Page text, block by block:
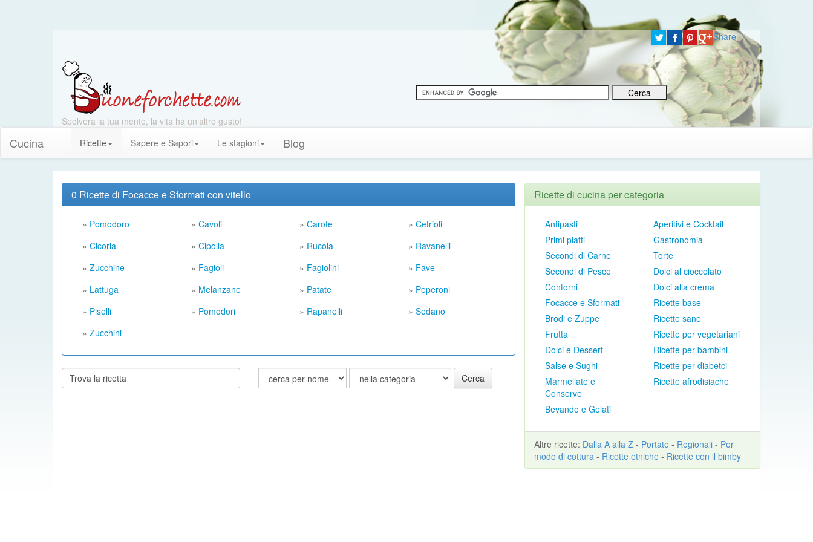
Share
Spolvera la tua mente, la vita ha un'altro gusto!
Cucina Ricette Sapere e Sapori Le stagioni Blog
0 Ricette di Focacce e Sformati con vitello
» Pomodoro » Cavoli » Carote » Cetrioli
» Cicoria » Cipolla » Rucola » Ravanelli
» Zucchine » Fagioli » Fagiolini » Fave
» Lattuga » Melanzane » Patate » Peperoni
» Piselli » Pomodori » Rapanelli » Sedano
» Zucchini
Cerca Cerca
Ricette di cucina per categoria
Antipasti
Primi piatti
Secondi di Carne
Secondi di Pesce
Contorni
Focacce e Sformati
Brodi e Zuppe
Frutta
Dolci e Dessert
Salse e Sughi
Marmellate e
Conserve
Bevande e Gelati
Aperitivi e Cocktail
Gastronomia
Torte
Dolci al cioccolato
Dolci alla crema
Ricette base
Ricette sane
Ricette per vegetariani
Ricette per bambini
Ricette per diabetci
Ricette afrodisiache
Altre ricette: Dalla A alla Z - Portate - Regionali - Per
modo di cottura - Ricette etniche - Ricette con il bimby